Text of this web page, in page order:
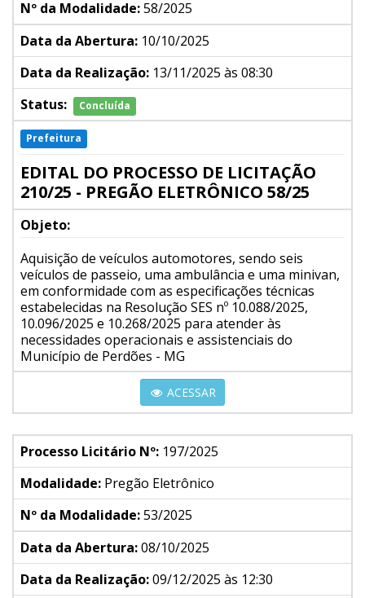
Nº da Modalidade:58/2025
Data da Abertura: 10/10/2025
Data da Realização: 13/11/2025 às 08:30
Status:
Concluída
Prefeitura
EDITAL DO PROCESSO DE LICITAÇÃO
210/25 - PREGÃO ELETRÔNICO 58/25
Objeto:
Aquisição de veículos automotores, sendo seis
veículos de passeio, uma ambulância e uma minivan,
em conformidade com as especificações técnicas
estabelecidas na Resolução SES nº 10.088/2025,
10.096/2025 e 10.268/2025 para atender às
necessidades operacionais e assistenciais do
Município de Perdões - MG
ACESSAR
Processo Licitário Nº: 197/2025
Modalidade: Pregão Eletrônico
Nº da Modalidade:53/2025
Data da Abertura:08/10/2025
Data da Realização:09/12/2025 às 12:30